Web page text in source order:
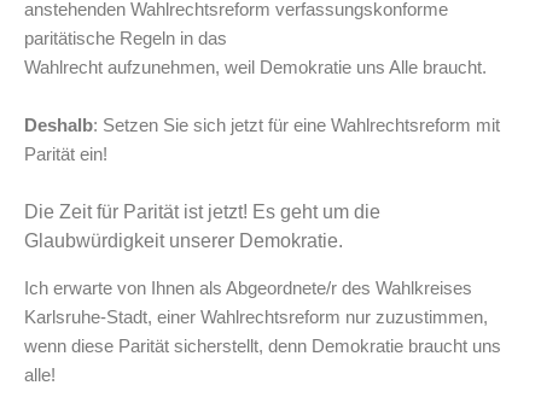
anstehenden Wahlrechtsreform verfassungskonforme
paritätische Regeln in das
Wahlrecht aufzunehmen, weil Demokratie uns Alle braucht.
Deshalb: Setzen Sie sich jetzt für eine Wahlrechtsreform mit
Parität ein!
Die Zeit für Parität ist jetzt! Es geht um die
Glaubwürdigkeit unserer Demokratie.
Ich erwarte von Ihnen als Abgeordnete/r des Wahlkreises
Karlsruhe-Stadt, einer Wahlrechtsreform nur zuzustimmen,
wenn diese Parität sicherstellt, denn Demokratie braucht uns
alle!